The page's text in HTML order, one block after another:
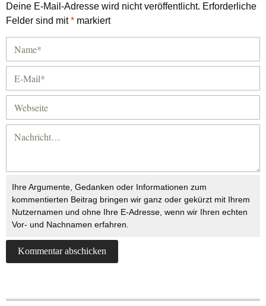
Deine E-Mail-Adresse wird nicht veröffentlicht. Erforderliche
Felder sind mit* markiert
Ihre Argumente, Gedanken oder Informationen zum
kommentierten Beitrag bringen wir ganz oder gekürzt mit Ihrem
Nutzernamen und ohne Ihre E-Adresse, wenn wir Ihren echten
Vor- und Nachnamen erfahren.